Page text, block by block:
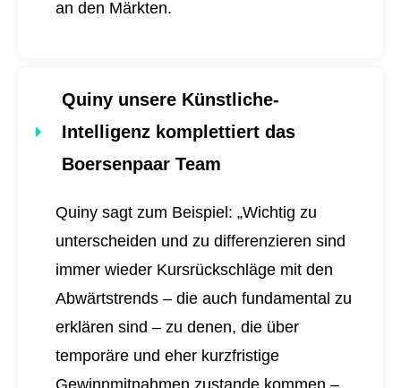
an den Märkten.
Quiny unsere Künstliche-
Intelligenz komplettiert das
Boersenpaar Team
Quiny sagt zum Beispiel: „Wichtig zu
unterscheiden und zu differenzieren sind
immer wieder Kursrückschläge mit den
Abwärtstrends – die auch fundamental zu
erklären sind – zu denen, die über
temporäre und eher kurzfristige